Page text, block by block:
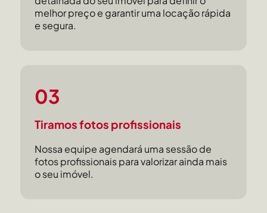
melhor preço e garantir uma locação rápida
e segura.
03
Tiramos fotos profissionais
Nossa equipe agendará uma sessão de
fotos profissionais para valorizar ainda mais
o seu imóvel.